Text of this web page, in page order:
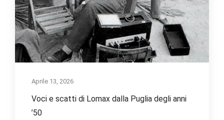
Aprile 13, 2026
Voci e scatti di Lomax dalla Puglia degli anni
’50